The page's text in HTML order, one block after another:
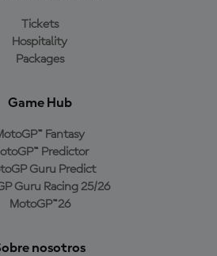
Tickets
Hospitality
Packages
Game Hub
Fantasy
Predictor
Guru Predict
Guru Racing 25/26
MotoGP™26
nosotros